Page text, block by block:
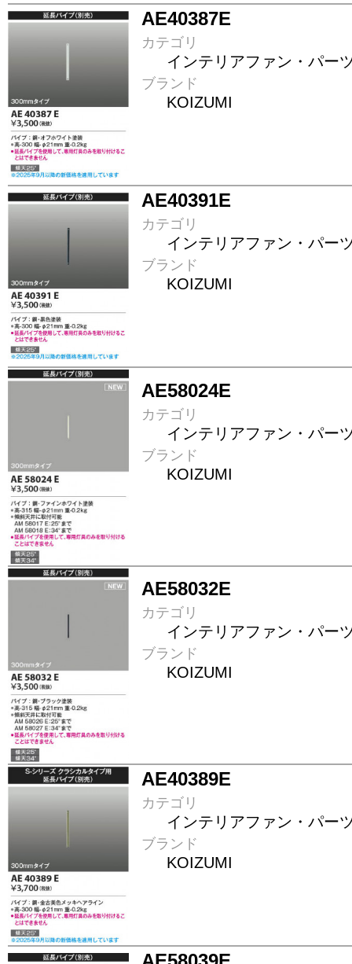
AE40387E
カテゴリ
インテリアファン・パー
ブランド
KOIZUMI
AE40391E
カテゴリ
インテリアファン・パー
ブランド
KOIZUMI
AE58024E
カテゴリ
インテリアファン・パー
ブランド
KOIZUMI
AE58032E
カテゴリ
インテリアファン・パー
ブランド
KOIZUMI
AE40389E
カテゴリ
インテリアファン・パー
ブランド
KOIZUMI